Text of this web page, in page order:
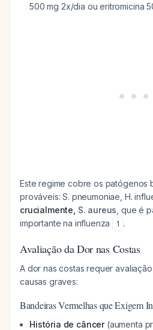
500 mg 2x/dia ou eritromicina
Este regime cobre os patógenos
prováveis:S. pneumoniae H.
crucialmente, S. aureus , que é
importante na influenza
1 .
Avaliação da Dor nas Costas
A dor nas costas requer
causas graves:
Bandeiras Vermelhas que Exigem
História de câncer(aumenta